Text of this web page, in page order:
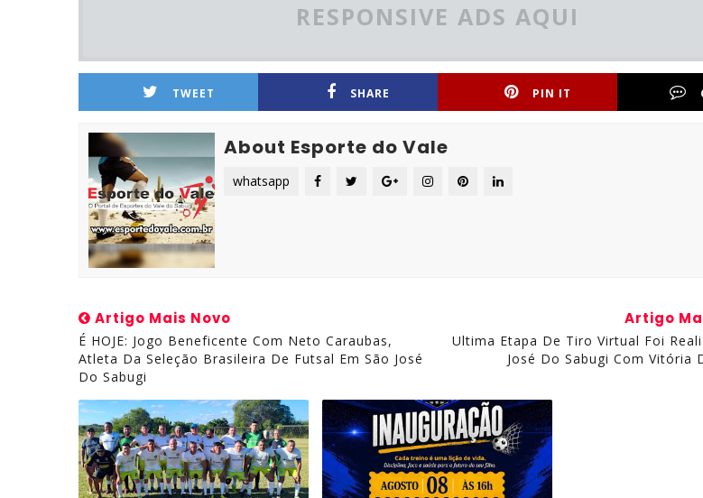
RESPONSIVE ADS AQUI
TWEET SHARE PIN IT
About Esporte do Vale
whatsapp
Artigo Mais Novo
É HOJE: Jogo Beneficente Com Neto Caraubas,
Atleta Da Seleção Brasileira De Futsal Em São José
Do Sabugi
Artigo
Ultima Etapa De Tiro Virtual Foi
José Do Sabugi Com Vitória